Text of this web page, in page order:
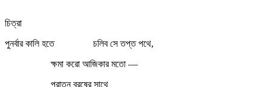
চিত্রা
পুনর্বার কালি হতে
চলিব সে তপ্ত পথে,
ক্ষমা করো আজিকার মতো —
পুরাতন বরষের সাথে